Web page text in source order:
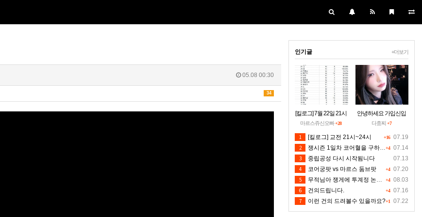
05.08 00:30
34
+더보기
인기글
[킬로그] 7월 22일 21시
~24시30분 [수정본]
마르스쥬신오빠+28
안녕하세요 가입신입
입니당~
다효찌+7
+16 07.19
1 [킬로그] 교전 21시~24시
+4 07.14
2
쟁시즌 1일차 코어혈을 구하소서
07.13
3 중립공성 다시 시작됨니다
+4 07.20
4 코어궁팟 vs 마르스 둠브팟
+4 08.03
5 무적님아 쟁게에 투계정 논란좀 만들지 마세요
+4 07.16
6 건의드립니다.
+1 07.22
7 이런 건의 드려볼수 있을까요?